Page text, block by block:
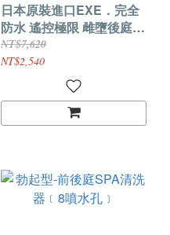
日本原裝進口EXE．完全
防水 遙控極限 雌墮後庭振
動器10x3頻後庭清洗器
NT$7,620
NT$2,540